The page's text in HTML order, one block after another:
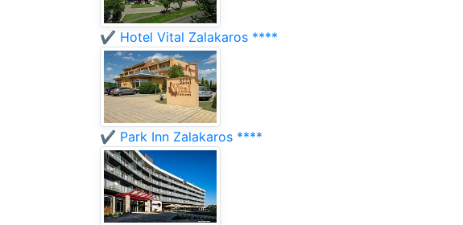
✔️ Hotel Vital Zalakaros ****
✔️ Park Inn Zalakaros ****